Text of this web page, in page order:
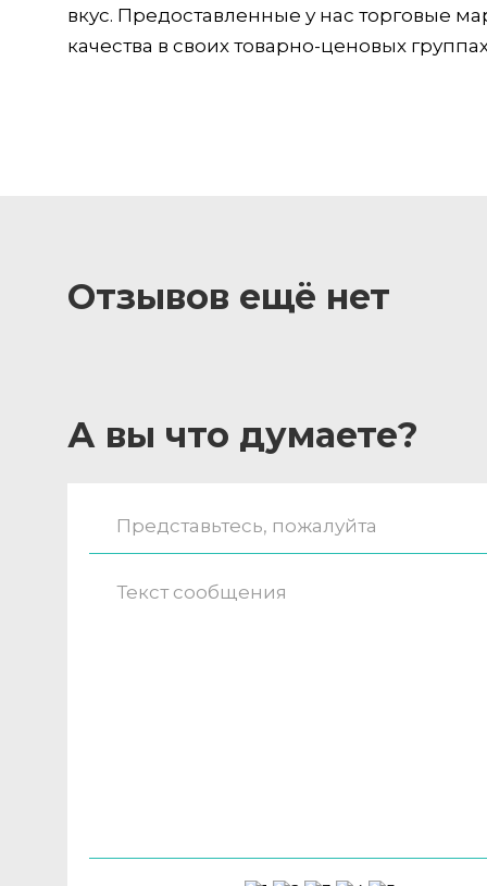
вкус. Предоставленные у нас торговые
качества в своих товарно-ценовых
Отзывов ещё нет
А вы что думаете?